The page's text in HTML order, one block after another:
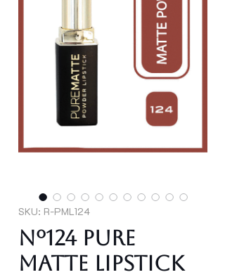
SKU: R-PML124
Nº124 PURE
MATTE LIPSTICK